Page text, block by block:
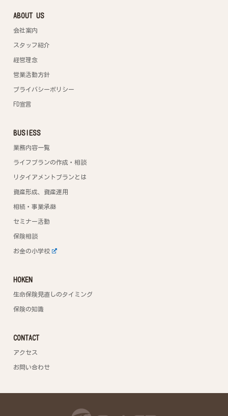
ABOUT US
会社案内
スタッフ紹介
経営理念
営業活動方針
プライバシーポリシー
FD宣言
BUSIESS
業務内容一覧
ライフプランの作成・相談
リタイアメントプランとは
資産形成、資産運用
相続・事業承継
セミナー活動
保険相談
お金の小学校
HOKEN
生命保険見直しのタイミング
保険の知識
CONTACT
アクセス
お問い合わせ